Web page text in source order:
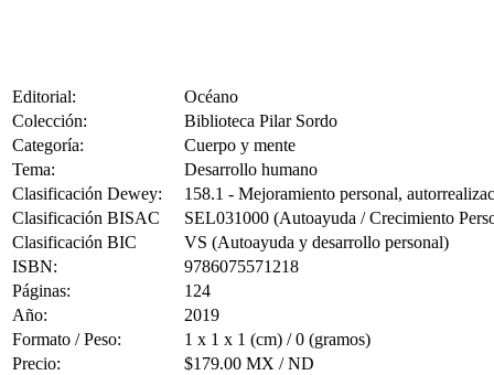
Editorial:
Océano
Colección:
Biblioteca Pilar Sordo
Categoría:
Cuerpo y mente
Tema:
Desarrollo humano
Clasificación Dewey:
158.1 - Mejoramiento personal,
Clasificación BISAC
SEL031000 (Autoayuda / Crecimiento
Clasificación BIC
VS (Autoayuda y desarrollo personal)
ISBN:
9786075571218
Páginas:
124
Año:
2019
Formato / Peso:
1 x 1 x 1 (cm) / 0 (gramos)
Precio:
$179.00 MX / ND